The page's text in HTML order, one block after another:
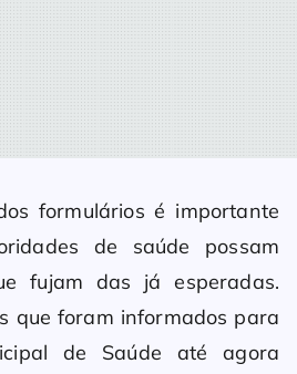
formulários é importante
de saúde possam
fujam das já esperadas.
que foram informados para
de Saúde até agora